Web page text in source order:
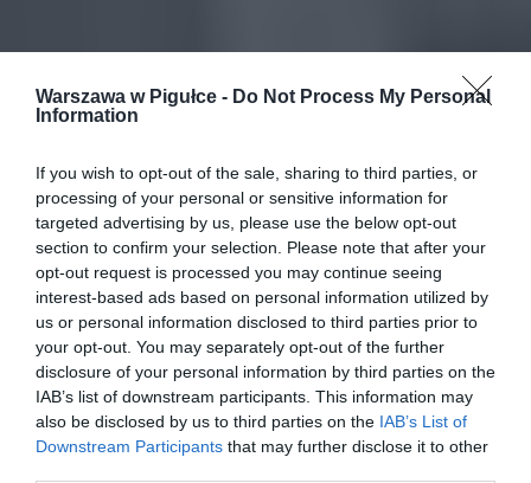
Warszawa w Pigułce - Do Not Process My Personal
Information
If you wish to opt-out of the sale, sharing to third parties, or
processing of your personal or sensitive information for
targeted advertising by us, please use the below opt-out
section to confirm your selection. Please note that after your
opt-out request is processed you may continue seeing
interest-based ads based on personal information utilized by
us or personal information disclosed to third parties prior to
your opt-out. You may separately opt-out of the further
disclosure of your personal information by third parties on the
IAB’s list of downstream participants. This information may
also be disclosed by us to third parties on the IAB’s List of
Downstream Participants that may further disclose it to other